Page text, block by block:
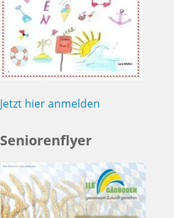
Jetzt hier anmelden
Seniorenflyer